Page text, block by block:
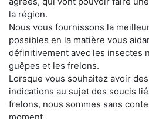
la région.
Nous vous fournissons la
possibles en la matière vous
définitivement avec les insectes
guêpes et les frelons.
Lorsque vous souhaitez avoir
indications au sujet des soucis
frelons, nous sommes sans
moment.